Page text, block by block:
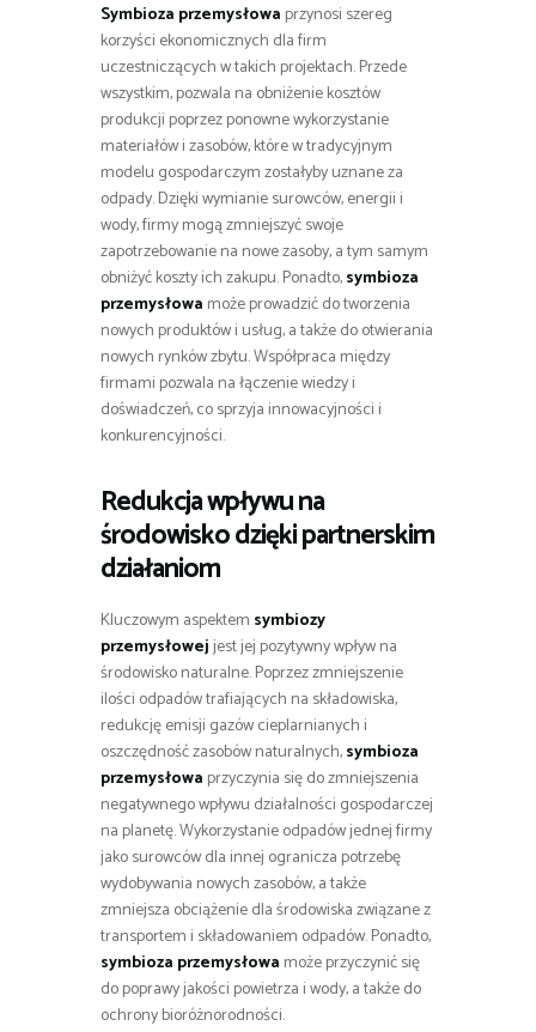
Symbioza przemysłowa przynosi szereg
korzyści ekonomicznych dla firm
uczestniczących w takich projektach. Przede
wszystkim, pozwala na obniżenie kosztów
produkcji poprzez ponowne wykorzystanie
materiałów i zasobów, które w tradycyjnym
modelu gospodarczym zostałyby uznane za
odpady. Dzięki wymianie surowców, energii i
wody, firmy mogą zmniejszyć swoje
zapotrzebowanie na nowe zasoby, a tym samym
obniżyć koszty ich zakupu. Ponadto,symbioza
przemysłowa może prowadzić do tworzenia
nowych produktów i usług, a także do otwierania
nowych rynków zbytu. Współpraca między
firmami pozwala na łączenie wiedzy i
doświadczeń, co sprzyja innowacyjności i
konkurencyjności.
Redukcja wpływu na
środowisko dzięki partnerskim
działaniom
Kluczowym aspektem symbiozy
przemysłowejjest jej pozytywny wpływ na
środowisko naturalne. Poprzez zmniejszenie
ilości odpadów trafiających na składowiska,
redukcję emisji gazów cieplarnianych i
oszczędność zasobów naturalnych,symbioza
przemysłowa przyczynia się do zmniejszenia
negatywnego wpływu działalności gospodarczej
na planetę. Wykorzystanie odpadów jednej firmy
jako surowców dla innej ogranicza potrzebę
wydobywania nowych zasobów, a także
zmniejsza obciążenie dla środowiska związane z
transportem i składowaniem odpadów. Ponadto,
symbioza przemysłowa może przyczynić się
do poprawy jakości powietrza i wody, a także do
ochrony bioróżnorodności.